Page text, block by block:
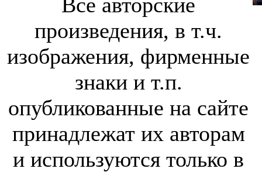
произведения, в т.ч.
изображения, фирменные
знаки и т.п.
опубликованные на сайте
принадлежат их авторам
и используются только в